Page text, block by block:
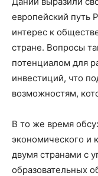
европейский путь
интерес к
стране. Вопросы
потенциалом для
инвестиций, что
возможностям,
В то же время
экономического и
двумя странами с
образовательных